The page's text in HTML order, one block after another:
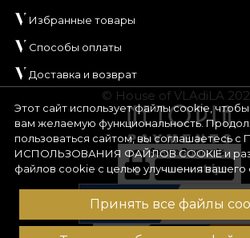
Этот сайт использует файлы cookie,
вам желаемую функциональность.
пользоваться сайтом, вы соглашаетесь с
ИСПОЛЬЗОВАНИЯ ФАЙЛОВ COOKIEи
файлов cookie с целью улучшения вашего
Принять все файлы
Избранные товары
Способы оплаты
Доставка и возврат
© House of VLAdiLA